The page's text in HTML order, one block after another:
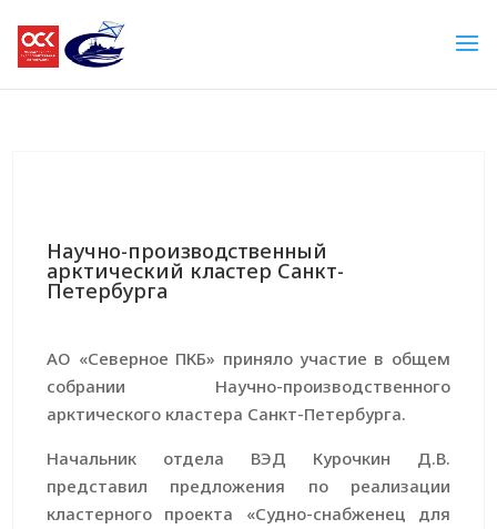
Научно-производственный
арктический кластер Санкт-
Петербурга
АО «Северное ПКБ» приняло участие в общем
собрании Научно-производственного
арктического кластера Санкт-Петербурга.
Начальник отдела ВЭД Курочкин Д.В.
представил предложения по реализации
кластерного проекта «Судно-снабженец для